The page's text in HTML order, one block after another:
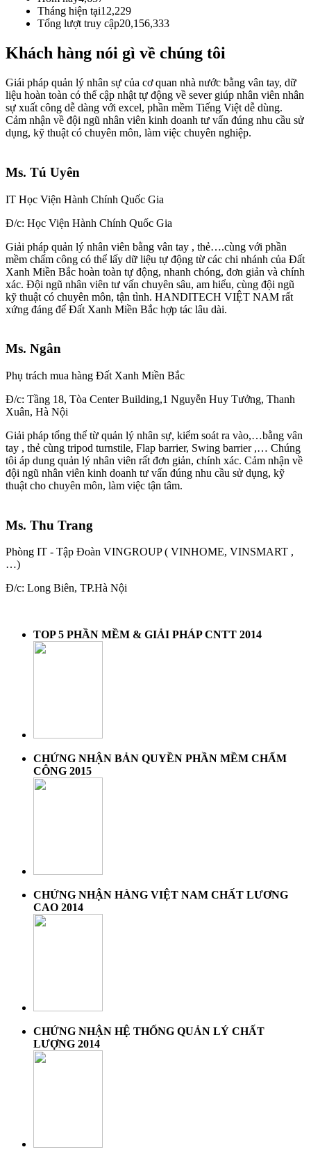
Tháng hiện tại12,229
Tổng lượt truy cập20,156,333
Khách hàng nói gì về chúng tôi
Giái pháp quản lý nhân sự của cơ quan nhà nước bằng vân tay, dữ
liệu hoàn toàn có thể cập nhật tự động về sever giúp nhân viên nhân
sự xuất công dễ dàng với excel, phần mềm Tiếng Việt dễ dùng.
Cảm nhận về đội ngũ nhân viên kinh doanh tư vấn đúng nhu cầu sử
dụng, kỹ thuật có chuyên môn, làm việc chuyên nghiệp.
Ms. Tú Uyên
IT Học Viện Hành Chính Quốc Gia
Đ/c: Học Viện Hành Chính Quốc Gia
Giải pháp quản lý nhân viên bằng vân tay , thẻ….cùng với phần
mềm chấm công có thể lấy dữ liệu tự động từ các chi nhánh của Đất
Xanh Miền Bắc hoàn toàn tự động, nhanh chóng, đơn giản và chính
xác. Đội ngũ nhân viên tư vấn chuyên sâu, am hiểu, cùng đội ngũ
kỹ thuật có chuyên môn, tận tình. HANDITECH VIỆT NAM rất
xứng đáng để Đất Xanh Miền Bắc hợp tác lâu dài.
Ms. Ngân
Phụ trách mua hàng Đất Xanh Miền Bắc
Đ/c: Tầng 18, Tòa Center Building,1 Nguyễn Huy Tưởng, Thanh
Xuân, Hà Nội
Giải pháp tổng thể từ quản lý nhân sự, kiểm soát ra vào,…bằng vân
tay , thẻ cùng tripod turnstile, Flap barrier, Swing barrier ,… Chúng
tôi áp dung quản lý nhân viên rất đơn giản, chính xác. Cảm nhận về
đội ngũ nhân viên kinh doanh tư vấn đúng nhu cầu sử dụng, kỹ
thuật cho chuyên môn, làm việc tận tâm.
Ms. Thu Trang
Phòng IT - Tập Đoàn VINGROUP ( VINHOME, VINSMART ,
…)
Đ/c: Long Biên, TP.Hà Nội
TOP 5 PHẦN MỀM & GIẢI PHÁP CNTT 2014
CHỨNG NHẬN BẢN QUYỀN PHẦN MỀM CHẤM
CÔNG 2015
CHỨNG NHẬN HÀNG VIỆT NAM CHẤT LƯƠNG
CAO 2014
CHỨNG NHẬN HỆ THỐNG QUẢN LÝ CHẤT
LƯỢNG 2014